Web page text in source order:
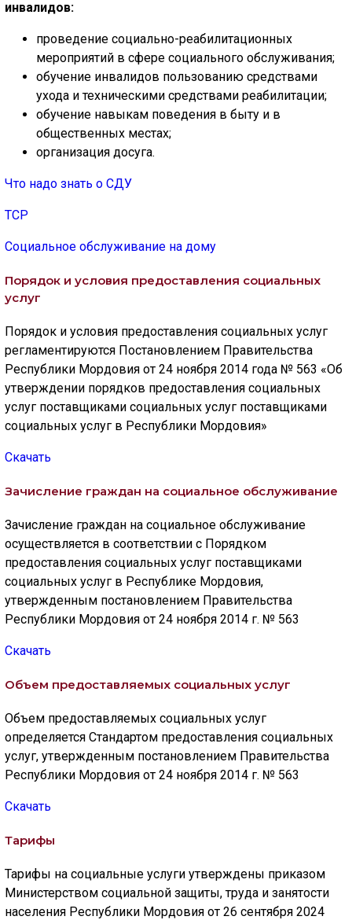
инвалидов:
проведение социально-реабилитационных
мероприятий в сфере социального обслуживания;
обучение инвалидов пользованию средствами
ухода и техническими средствами реабилитации;
обучение навыкам поведения в быту и в
общественных местах;
организация досуга.
Что надо знать о СДУ
ТСР
Социальное обслуживание на дому
Порядок и условия предоставления социальных
услуг
Порядок и условия предоставления социальных услуг
регламентируются Постановлением Правительства
Республики Мордовия от 24 ноября 2014 года № 563 «Об
утверждении порядков предоставления социальных
услуг поставщиками социальных услуг поставщиками
социальных услуг в Республики Мордовия»
Скачать
Зачисление граждан на социальное обслуживание
Зачисление граждан на социальное обслуживание
осуществляется в соответствии с Порядком
предоставления социальных услуг поставщиками
социальных услуг в Республике Мордовия,
утвержденным постановлением Правительства
Республики Мордовия от 24 ноября 2014 г. № 563
Скачать
Объем предоставляемых социальных услуг
Объем предоставляемых социальных услуг
определяется Стандартом предоставления социальных
услуг, утвержденным постановлением Правительства
Республики Мордовия от 24 ноября 2014 г. № 563
Скачать
Тарифы
Тарифы на социальные услуги утверждены приказом
Министерством социальной защиты, труда и занятости
населения Республики Мордовия от 26 сентября 2024